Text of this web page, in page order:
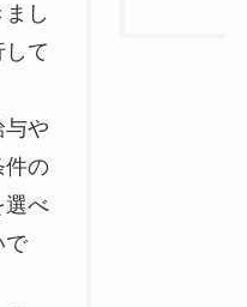
し
て
与や
件の
選べ
で